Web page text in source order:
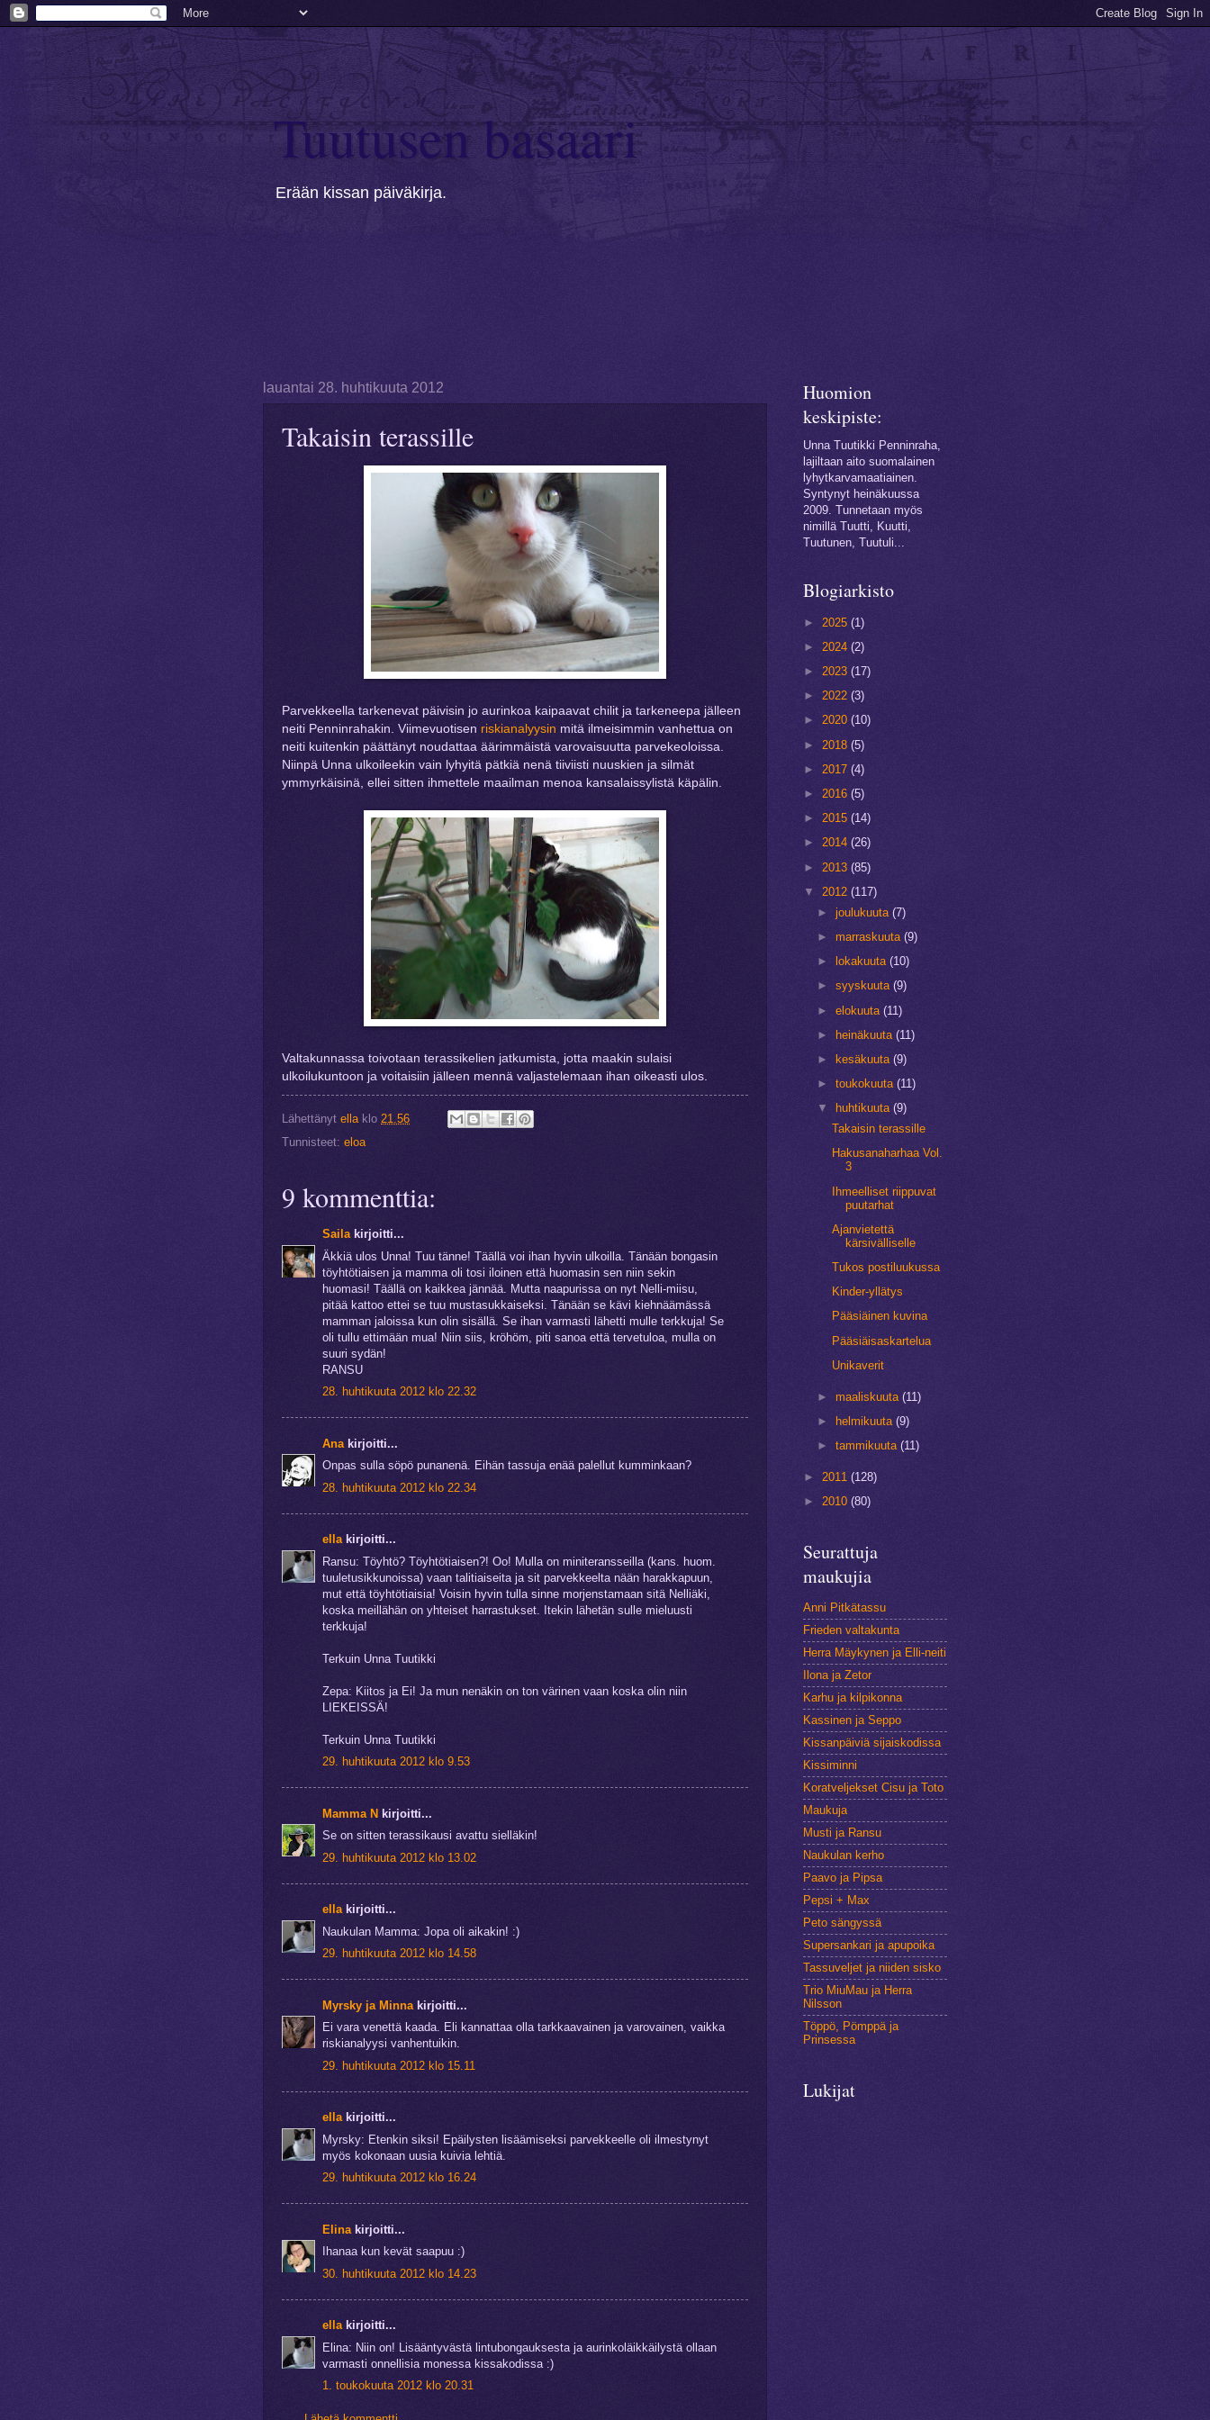
Tuutusen basaari
Erään kissan päiväkirja.
lauantai 28. huhtikuuta 2012
Takaisin terassille
Parvekkeella tarkenevat päivisin jo aurinkoa kaipaavat chilit ja tarkeneepa jälleen
neiti Penninrahakin. Viimevuotisen riskianalyysin mitä ilmeisimmin vanhettua on
neiti kuitenkin päättänyt noudattaa äärimmäistä varovaisuutta parvekeoloissa.
Niinpä Unna ulkoileekin vain lyhyitä pätkiä nenä tiiviisti nuuskien ja silmät
ymmyrkäisinä, ellei sitten ihmettele maailman menoa kansalaissylistä käpälin.
Valtakunnassa toivotaan terassikelien jatkumista, jotta maakin sulaisi
ulkoilukuntoon ja voitaisiin jälleen mennä valjastelemaan ihan oikeasti ulos.
Lähettänyt ella klo 21.56
Tunnisteet: eloa
9 kommenttia:
Sailakirjoitti...
Äkkiä ulos Unna! Tuu tänne! Täällä voi ihan hyvin ulkoilla. Tänään bongasin
töyhtötiaisen ja mamma oli tosi iloinen että huomasin sen niin sekin
huomasi! Täällä on kaikkea jännää. Mutta naapurissa on nyt Nelli-miisu,
pitää kattoo ettei se tuu mustasukkaiseksi. Tänään se kävi kiehnäämässä
mamman jaloissa kun olin sisällä. Se ihan varmasti lähetti mulle terkkuja! Se
oli tullu ettimään mua! Niin siis, kröhöm, piti sanoa että tervetuloa, mulla on
suuri sydän!
RANSU
28. huhtikuuta 2012 klo 22.32
Ana kirjoitti...
Onpas sulla söpö punanenä. Eihän tassuja enää palellut kumminkaan?
28. huhtikuuta 2012 klo 22.34
ellakirjoitti...
Ransu: Töyhtö? Töyhtötiaisen?! Oo! Mulla on miniteransseilla (kans. huom.
tuuletusikkunoissa) vaan talitiaiseita ja sit parvekkeelta nään harakkapuun,
mut että töyhtötiaisia! Voisin hyvin tulla sinne morjenstamaan sitä Nelliäki,
koska meillähän on yhteiset harrastukset. Itekin lähetän sulle mieluusti
terkkuja!
Terkuin Unna Tuutikki
Zepa: Kiitos ja Ei! Ja mun nenäkin on ton värinen vaan koska olin niin
LIEKEISSÄ!
Terkuin Unna Tuutikki
29. huhtikuuta 2012 klo 9.53
Mamma N kirjoitti...
Se on sitten terassikausi avattu sielläkin!
29. huhtikuuta 2012 klo 13.02
ellakirjoitti...
Naukulan Mamma: Jopa oli aikakin! :)
29. huhtikuuta 2012 klo 14.58
Myrsky ja Minna kirjoitti...
Ei vara venettä kaada. Eli kannattaa olla tarkkaavainen ja varovainen, vaikka
riskianalyysi vanhentuikin.
29. huhtikuuta 2012 klo 15.11
ellakirjoitti...
Myrsky: Etenkin siksi! Epäilysten lisäämiseksi parvekkeelle oli ilmestynyt
myös kokonaan uusia kuivia lehtiä.
29. huhtikuuta 2012 klo 16.24
Elina kirjoitti...
Ihanaa kun kevät saapuu :)
30. huhtikuuta 2012 klo 14.23
ellakirjoitti...
Elina: Niin on! Lisääntyvästä lintubongauksesta ja aurinkoläikkäilystä ollaan
varmasti onnellisia monessa kissakodissa :)
1. toukokuuta 2012 klo 20.31
Huomion
keskipiste:
Unna Tuutikki Penninraha,
lajiltaan aito suomalainen
lyhytkarvamaatiainen.
Syntynyt heinäkuussa
2009. Tunnetaan myös
nimillä Tuutti, Kuutti,
Tuutunen, Tuutuli...
Blogiarkisto
► 2025 (1)
► 2024 (2)
► 2023 (17)
► 2022 (3)
► 2020 (10)
► 2018 (5)
► 2017 (4)
► 2016 (5)
► 2015 (14)
► 2014 (26)
► 2013 (85)
▼ 2012 (117)
►joulukuuta(7)
►marraskuuta(9)
►
lokakuuta(10)
►syyskuuta(9)
►elokuuta(11)
► heinäkuuta(11)
►
kesäkuuta(9)
►toukokuuta(11)
▼
huhtikuuta(9)
Takaisin terassille
Hakusanaharhaa Vol.
3
Ihmeelliset riippuvat
puutarhat
Ajanvietettä
kärsivälliselle
Tukos postiluukussa
Kinder-yllätys
Pääsiäinen kuvina
Pääsiäisaskartelua
Unikaverit
►maaliskuuta(11)
►
helmikuuta(9)
►tammikuuta(11)
► 2011 (128)
► 2010 (80)
Seurattuja
maukujia
Anni Pitkätassu
Frieden valtakunta
Herra Mäykynen ja Elli-neiti
Ilona ja Zetor
Karhu ja kilpikonna
Kassinen ja Seppo
Kissanpäiviä sijaiskodissa
Kissiminni
Koratveljekset Cisu ja Toto
Maukuja
Musti ja Ransu
Naukulan kerho
Paavo ja Pipsa
Pepsi + Max
Peto sängyssä
Supersankari ja apupoika
Tassuveljet ja niiden sisko
Trio MiuMau ja Herra
Nilsson
Töppö, Pömppä ja
Prinsessa
Lukijat